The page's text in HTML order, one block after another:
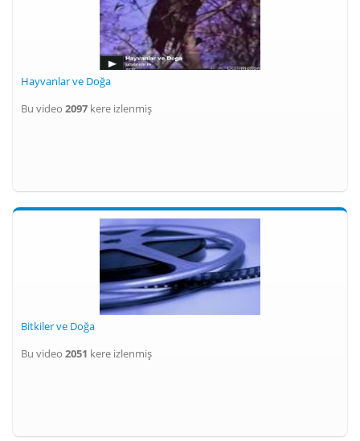
Hayvanlar ve Doğa
Bu video 2097 kere izlenmiş
Bitkiler ve Doğa
Bu video 2051 kere izlenmiş